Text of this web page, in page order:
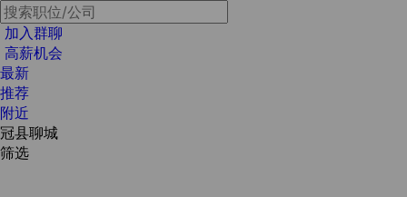
加入群聊
高薪机会
最新
推荐
附近
冠县聊城
筛选